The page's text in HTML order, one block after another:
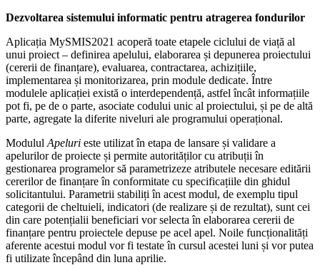
Dezvoltarea sistemului informatic pentru atragerea fondurilor
Aplicația MySMIS2021 acoperă toate etapele ciclului de viață al
unui proiect – definirea apelului, elaborarea și depunerea proiectului
(cererii de finanțare), evaluarea, contractarea, achizițiile,
implementarea și monitorizarea, prin module dedicate. Între
modulele aplicației există o interdependență, astfel încât informațiile
pot fi, pe de o parte, asociate codului unic al proiectului, și pe de altă
parte, agregate la diferite niveluri ale programului operațional.
Modulul Apeluri este utilizat în etapa de lansare și validare a
apelurilor de proiecte și permite autorităților cu atribuții în
gestionarea programelor să parametrizeze atributele necesare editării
cererilor de finanțare în conformitate cu specificațiile din ghidul
solicitantului. Parametrii stabiliți în acest modul, de exemplu tipul
categorii de cheltuieli, indicatori (de realizare și de rezultat), sunt cei
din care potențialii beneficiari vor selecta în elaborarea cererii de
finanțare pentru proiectele depuse pe acel apel. Noile funcționalități
aferente acestui modul vor fi testate în cursul acestei luni și vor putea
fi utilizate începând din luna aprilie.